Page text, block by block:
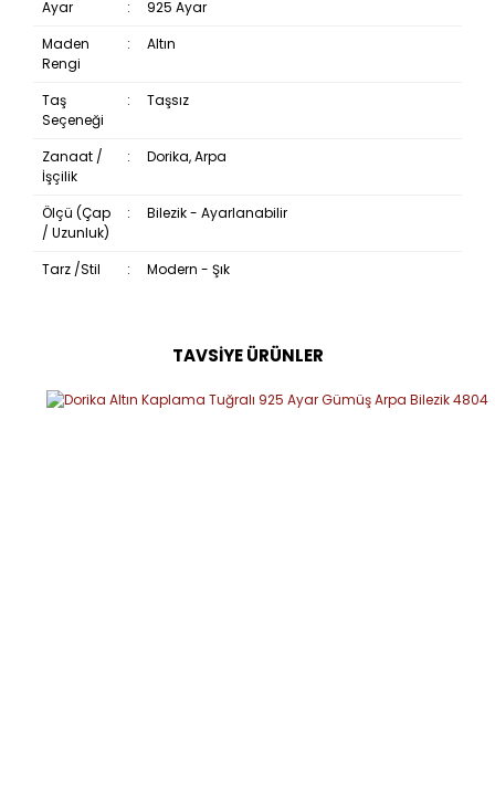
Ayar :
925 Ayar
Maden
Rengi
: Altın
Taş
Seçeneği
: Taşsız
Zanaat /
İşçilik
: Dorika, Arpa
Ölçü (Çap
/ Uzunluk)
: Bilezik - Ayarlanabilir
Tarz /Stil : Modern - Şık
TAVSİYE ÜRÜNLER